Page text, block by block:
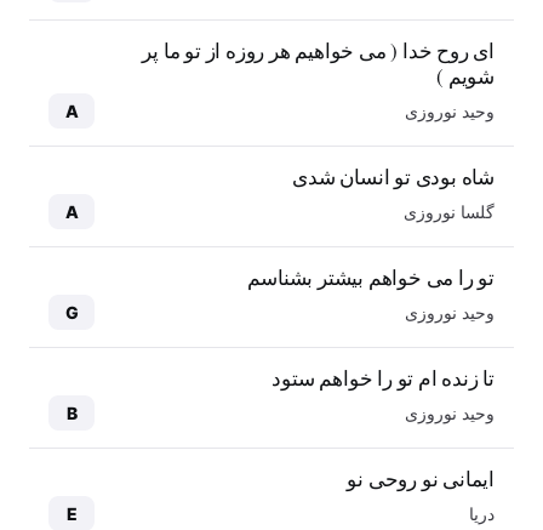
ای روح خدا ( می خواهیم هر روزه از تو ما پر
شویم )
وحید نوروزی A
شاه بودی تو انسان شدی
گلسا نوروزی A
تو را می خواهم بیشتر بشناسم
وحید نوروزی G
تا زنده ام تو را خواهم ستود
وحید نوروزی B
ایمانی نو روحی نو
دریا E